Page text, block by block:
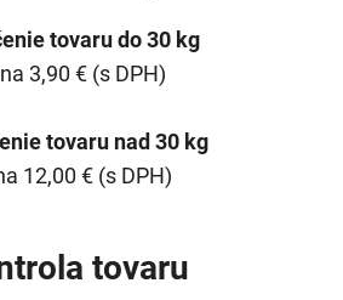
tovaru do 30 kg
3,90 € (s DPH)
tovaru nad 30 kg
12,00 € (s DPH)
tovaru